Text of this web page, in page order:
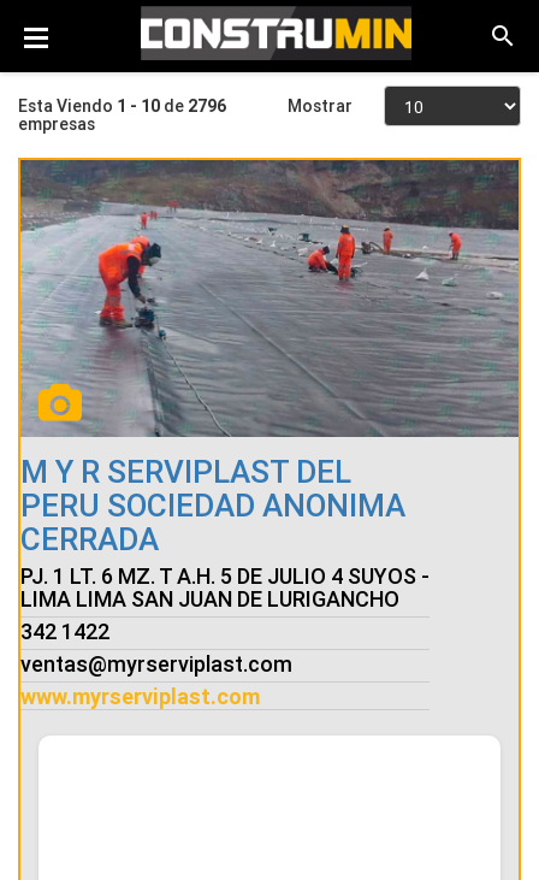
Esta Viendo 1 - 10 de 2796
empresas
Mostrar
M Y R SERVIPLAST DEL
PERU SOCIEDAD ANONIMA
CERRADA
PJ. 1 LT. 6 MZ. T A.H. 5 DE JULIO 4 SUYOS -
LIMA LIMA SAN JUAN DE LURIGANCHO
342 1422
ventas@myrserviplast.com
www.myrserviplast.com